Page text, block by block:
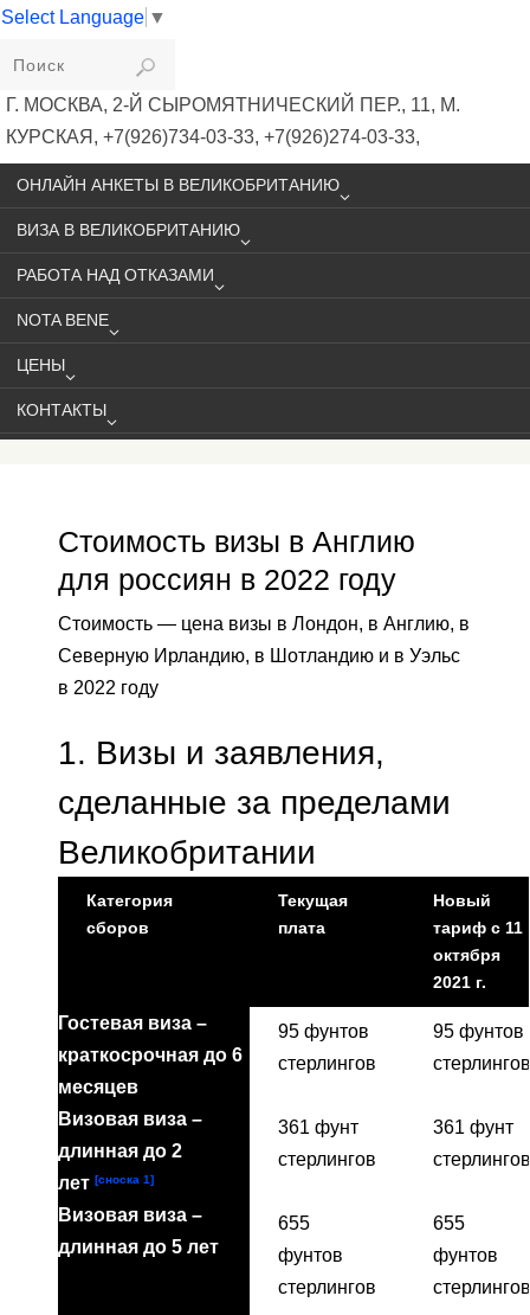
Select Language ▼
VIKIVISA
Г. МОСКВА, 2-Й СЫРОМЯТНИЧЕСКИЙ ПЕР., 11, М.
КУРСКАЯ, +7(926)734-03-33, +7(926)274-03-33,
VISA@VIKIVISA.RU
ОНЛАЙН АНКЕТЫ В ВЕЛИКОБРИТАНИЮ
ВИЗА В ВЕЛИКОБРИТАНИЮ
РАБОТА НАД ОТКАЗАМИ
NOTA BENE
ЦЕНЫ
КОНТАКТЫ
Стоимость визы в Англию
для россиян в 2022 году
Стоимость — цена визы в Лондон, в Англию, в
Северную Ирландию, в Шотландию и в Уэльс
в 2022 году
1. Визы и заявления,
сделанные за пределами
Великобритании
Категория
сборов
Текущая
плата
Новый
тариф с 11
октября
2021 г.
Гостевая виза –
краткосрочная до 6
месяцев
95 фунтов
стерлингов
95 фунтов
стерлингов
Визовая виза –
длинная до 2
лет [сноска 1]
361 фунт
стерлингов
361 фунт
стерлингов
Визовая виза –
длинная до 5 лет
655
фунтов
стерлингов
655
фунтов
стерлингов